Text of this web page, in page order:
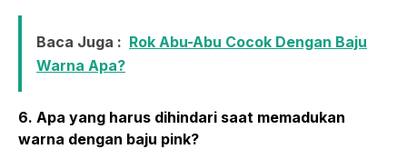
Baca Juga : Rok Abu-Abu Cocok Dengan Baju
Warna Apa?
6. Apa yang harus dihindari saat memadukan
warna dengan baju pink?